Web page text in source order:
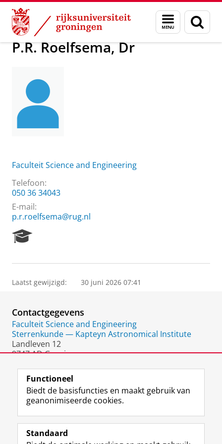
Skip
Content
Skip
Navigation
Menu
en
zoeken
Over ons P.R. Roelfsema, Dr
P.R. Roelfsema, Dr
Faculteit Science and Engineering
Telefoon:
050 36 34043
E-mail:
p.r.roelfsema@rug.nl
e
r
P
o
r
t
a
Laatst gewijzigd: 30 juni 2026 07:41
Contactgegevens
Faculteit Science and Engineering
Sterrenkunde — Kapteyn Astronomical Institute
Landleven 12
9747 AD Groningen
Volg de RUG
F
a
L
i
R
S
I
n
Y
o
Functioneel
Biedt de basisfuncties en maakt gebruik van
geanonimiseerde cookies.
Standaard